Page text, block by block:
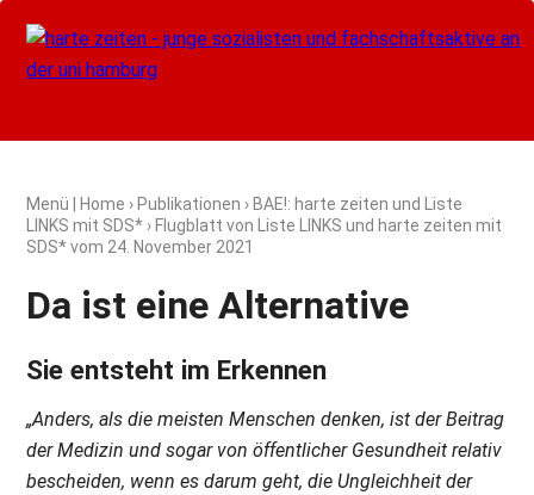
Menü Home › Publikationen › BAE!: harte zeiten und Liste
LINKS mit SDS* › Flugblatt von Liste LINKS und harte zeiten mit
SDS* vom 24. November 2021
Da ist eine Alternative
Sie entsteht im Erkennen
„Anders, als die meisten Menschen denken, ist der Beitrag
der Medizin und sogar von öffentlicher Gesundheit relativ
bescheiden, wenn es darum geht, die Ungleichheit der